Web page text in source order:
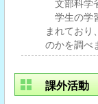
文部科学
学生の学
まれており
のかを調べ
課外活動